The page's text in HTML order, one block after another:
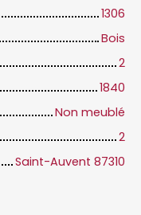
1306
Bois
2
1840
Non meublé
2
Saint-Auvent 87310